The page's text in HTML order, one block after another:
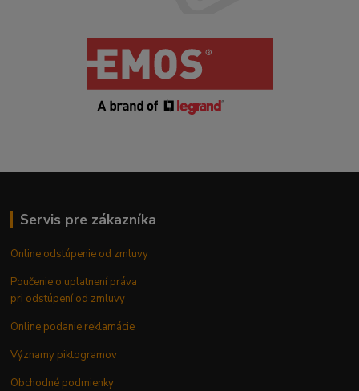
Servis pre zákazníka
Online odstúpenie od zmluvy
Poučenie o uplatnení práva
pri odstúpení od zmluvy
Online podanie reklamácie
Významy piktogramov
Obchodné podmienky